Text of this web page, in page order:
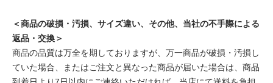
＜商品の破損・汚損、サイズ違い、その他、当社の不手際による
返品・交換＞
商品の品質は万全を期しておりますが、万一商品が破損・汚損し
ていた場合、またはご注文と異なった商品が届いた場合は、商品